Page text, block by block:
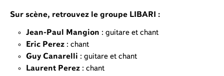
Sur scène, retrouvez le groupe LIBARI :
Jean-Paul Mangion : guitare et chant
Eric Perez : chant
Guy Canarelli : guitare et chant
Laurent Perez : chant